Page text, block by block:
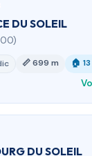
DU SOLEIL
📏 699 m 🏠
DU SOLEIL